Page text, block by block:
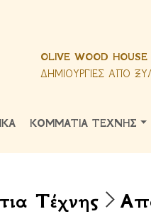
OLIVE WOOD HOUSE
ΔΗΜΙΟΥΡΓΙΕΣ ΑΠΟ
ΚΟΜΜΑΤΙΑ ΤΕΧΝΗΣ
Τέχνης